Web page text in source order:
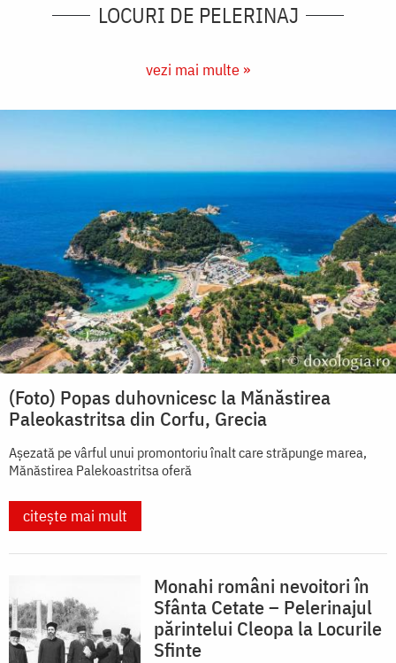
LOCURI DE PELERINAJ
vezi mai multe »
(Foto) Popas duhovnicesc la Mănăstirea
Paleokastritsa din Corfu, Grecia
Așezată pe vârful unui promontoriu înalt care străpunge marea,
Mănăstirea Palekoastritsa oferă
citește mai mult
Monahi români nevoitori în
Sfânta Cetate – Pelerinajul
părintelui Cleopa la Locurile
Sfinte